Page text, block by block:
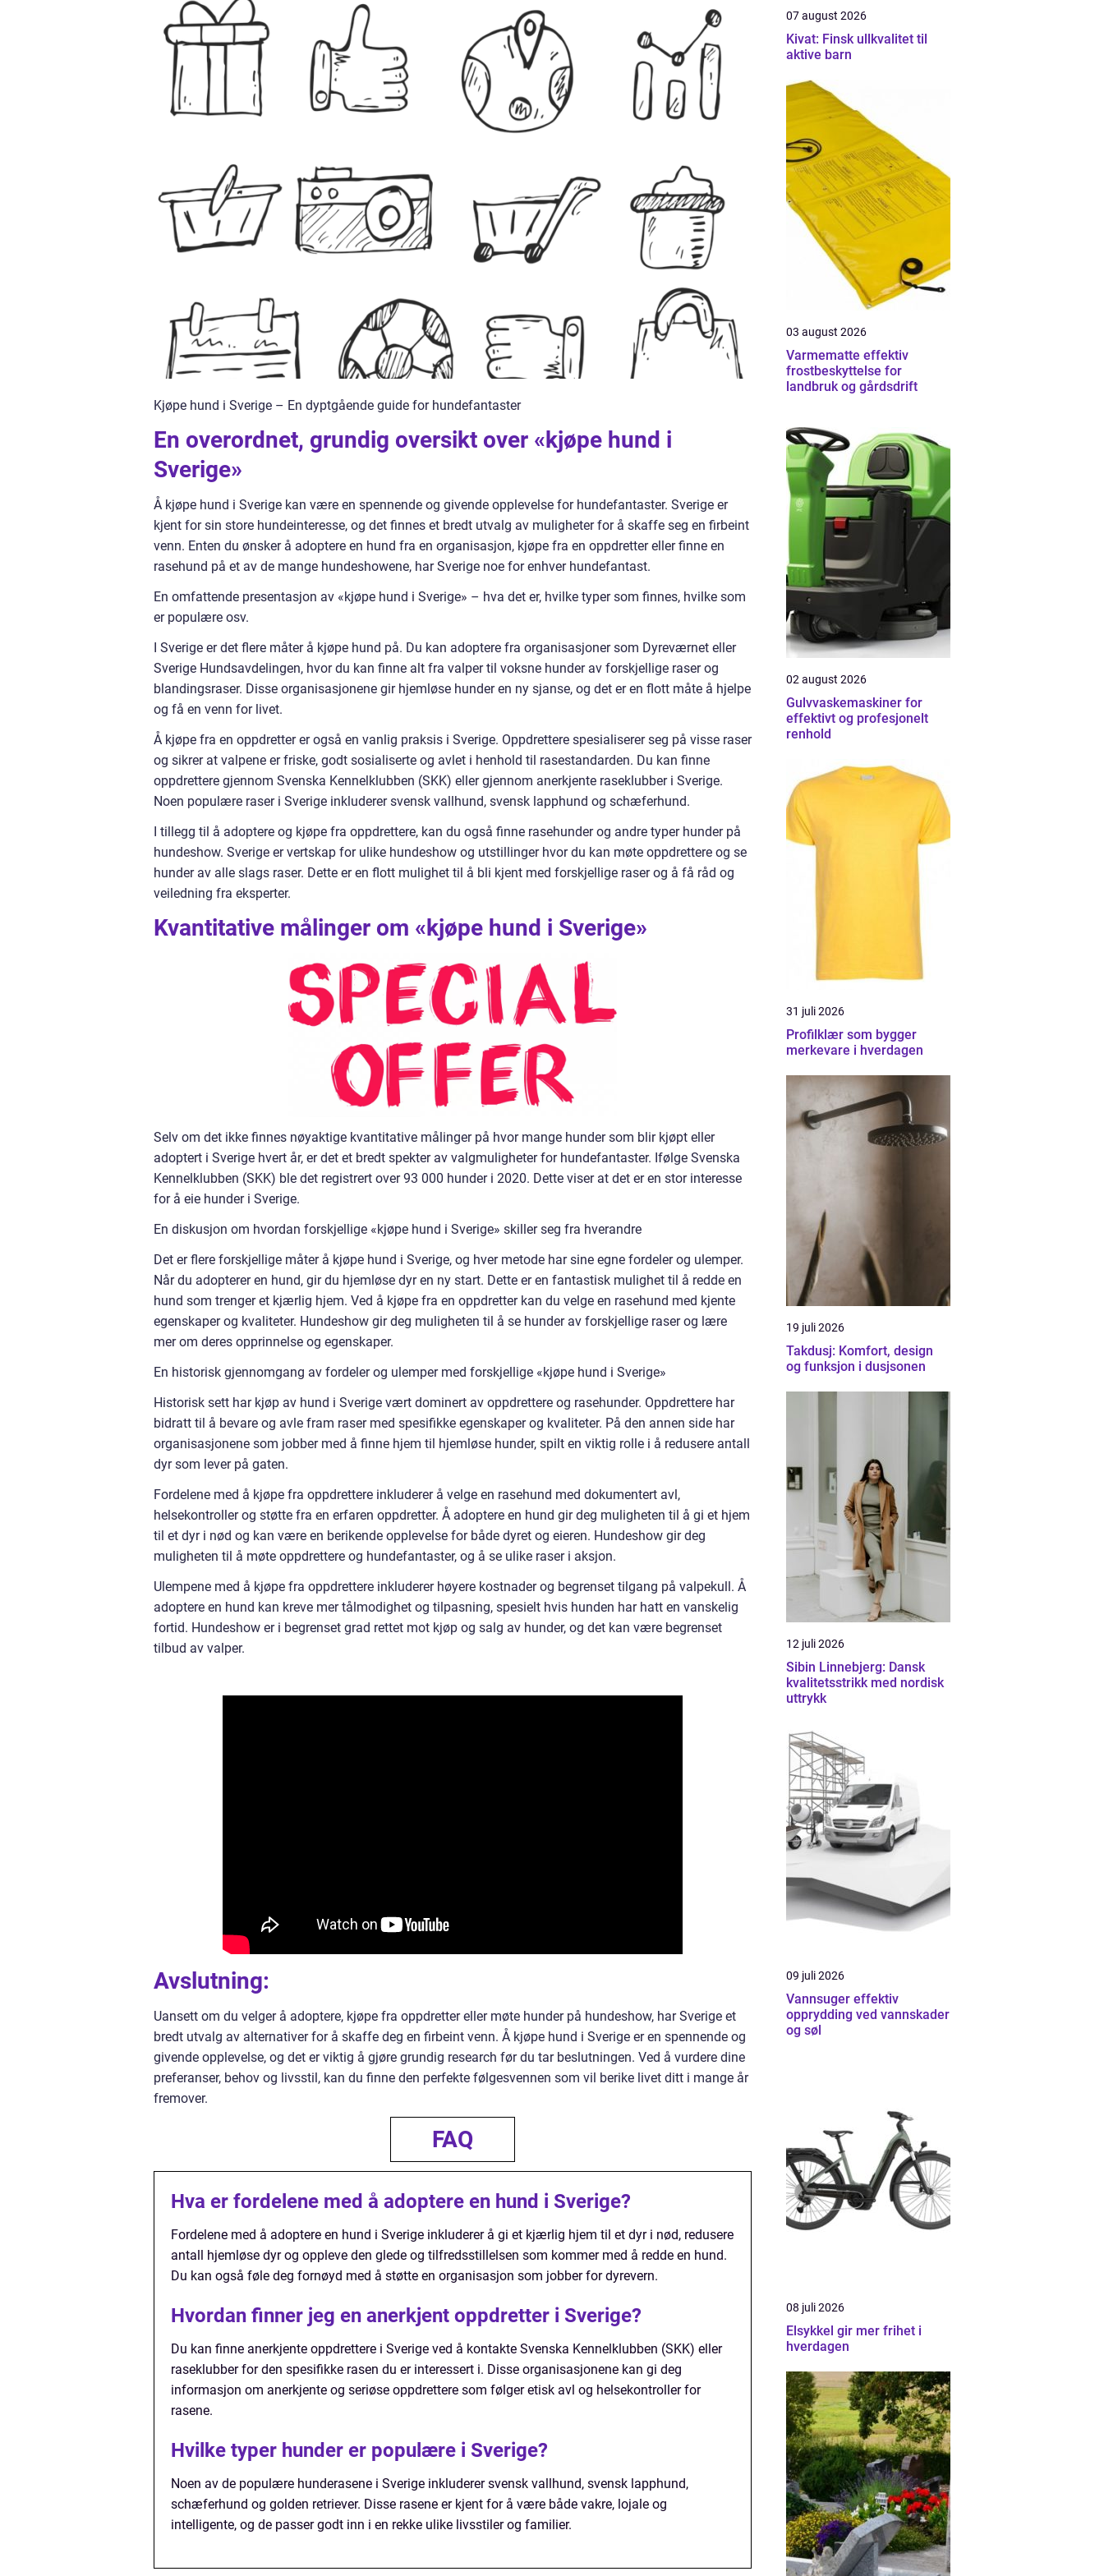
Kjøpe hund i Sverige – En dyptgående guide for hundefantaster
En overordnet, grundig oversikt over «kjøpe hund i
Sverige»
Å kjøpe hund i Sverige kan være en spennende og givende opplevelse for hundefantaster. Sverige er
kjent for sin store hundeinteresse, og det finnes et bredt utvalg av muligheter for å skaffe seg en firbeint
venn. Enten du ønsker å adoptere en hund fra en organisasjon, kjøpe fra en oppdretter eller finne en
rasehund på et av de mange hundeshowene, har Sverige noe for enhver hundefantast.
En omfattende presentasjon av «kjøpe hund i Sverige» – hva det er, hvilke typer som finnes, hvilke som
er populære osv.
I Sverige er det flere måter å kjøpe hund på. Du kan adoptere fra organisasjoner som Dyreværnet eller
Sverige Hundsavdelingen, hvor du kan finne alt fra valper til voksne hunder av forskjellige raser og
blandingsraser. Disse organisasjonene gir hjemløse hunder en ny sjanse, og det er en flott måte å hjelpe
og få en venn for livet.
Å kjøpe fra en oppdretter er også en vanlig praksis i Sverige. Oppdrettere spesialiserer seg på visse raser
og sikrer at valpene er friske, godt sosialiserte og avlet i henhold til rasestandarden. Du kan finne
oppdrettere gjennom Svenska Kennelklubben (SKK) eller gjennom anerkjente raseklubber i Sverige.
Noen populære raser i Sverige inkluderer svensk vallhund, svensk lapphund og schæferhund.
I tillegg til å adoptere og kjøpe fra oppdrettere, kan du også finne rasehunder og andre typer hunder på
hundeshow. Sverige er vertskap for ulike hundeshow og utstillinger hvor du kan møte oppdrettere og se
hunder av alle slags raser. Dette er en flott mulighet til å bli kjent med forskjellige raser og å få råd og
veiledning fra eksperter.
Kvantitative målinger om «kjøpe hund i Sverige»
Selv om det ikke finnes nøyaktige kvantitative målinger på hvor mange hunder som blir kjøpt eller
adoptert i Sverige hvert år, er det et bredt spekter av valgmuligheter for hundefantaster. Ifølge Svenska
Kennelklubben (SKK) ble det registrert over 93 000 hunder i 2020. Dette viser at det er en stor interesse
for å eie hunder i Sverige.
En diskusjon om hvordan forskjellige «kjøpe hund i Sverige» skiller seg fra hverandre
Det er flere forskjellige måter å kjøpe hund i Sverige, og hver metode har sine egne fordeler og ulemper.
Når du adopterer en hund, gir du hjemløse dyr en ny start. Dette er en fantastisk mulighet til å redde en
hund som trenger et kjærlig hjem. Ved å kjøpe fra en oppdretter kan du velge en rasehund med kjente
egenskaper og kvaliteter. Hundeshow gir deg muligheten til å se hunder av forskjellige raser og lære
mer om deres opprinnelse og egenskaper.
En historisk gjennomgang av fordeler og ulemper med forskjellige «kjøpe hund i Sverige»
Historisk sett har kjøp av hund i Sverige vært dominert av oppdrettere og rasehunder. Oppdrettere har
bidratt til å bevare og avle fram raser med spesifikke egenskaper og kvaliteter. På den annen side har
organisasjonene som jobber med å finne hjem til hjemløse hunder, spilt en viktig rolle i å redusere antall
dyr som lever på gaten.
Fordelene med å kjøpe fra oppdrettere inkluderer å velge en rasehund med dokumentert avl,
helsekontroller og støtte fra en erfaren oppdretter. Å adoptere en hund gir deg muligheten til å gi et hjem
til et dyr i nød og kan være en berikende opplevelse for både dyret og eieren. Hundeshow gir deg
muligheten til å møte oppdrettere og hundefantaster, og å se ulike raser i aksjon.
Ulempene med å kjøpe fra oppdrettere inkluderer høyere kostnader og begrenset tilgang på valpekull. Å
adoptere en hund kan kreve mer tålmodighet og tilpasning, spesielt hvis hunden har hatt en vanskelig
fortid. Hundeshow er i begrenset grad rettet mot kjøp og salg av hunder, og det kan være begrenset
tilbud av valper.
Avslutning:
Uansett om du velger å adoptere, kjøpe fra oppdretter eller møte hunder på hundeshow, har Sverige et
bredt utvalg av alternativer for å skaffe deg en firbeint venn. Å kjøpe hund i Sverige er en spennende og
givende opplevelse, og det er viktig å gjøre grundig research før du tar beslutningen. Ved å vurdere dine
preferanser, behov og livsstil, kan du finne den perfekte følgesvennen som vil berike livet ditt i mange år
fremover.
FAQ
Hva er fordelene med å adoptere en hund i Sverige?
Fordelene med å adoptere en hund i Sverige inkluderer å gi et kjærlig hjem til et dyr i nød, redusere
antall hjemløse dyr og oppleve den glede og tilfredsstillelsen som kommer med å redde en hund.
Du kan også føle deg fornøyd med å støtte en organisasjon som jobber for dyrevern.
Hvordan finner jeg en anerkjent oppdretter i Sverige?
Du kan finne anerkjente oppdrettere i Sverige ved å kontakte Svenska Kennelklubben (SKK) eller
raseklubber for den spesifikke rasen du er interessert i. Disse organisasjonene kan gi deg
informasjon om anerkjente og seriøse oppdrettere som følger etisk avl og helsekontroller for
rasene.
Hvilke typer hunder er populære i Sverige?
Noen av de populære hunderasene i Sverige inkluderer svensk vallhund, svensk lapphund,
schæferhund og golden retriever. Disse rasene er kjent for å være både vakre, lojale og
intelligente, og de passer godt inn i en rekke ulike livsstiler og familier.
07 august 2026
Kivat: Finsk ullkvalitet til
aktive barn
03 august 2026
Varmematte effektiv
frostbeskyttelse for
landbruk og gårdsdrift
02 august 2026
Gulvvaskemaskiner for
effektivt og profesjonelt
renhold
31 juli 2026
Profilklær som bygger
merkevare i hverdagen
19 juli 2026
Takdusj: Komfort, design
og funksjon i dusjsonen
12 juli 2026
Sibin Linnebjerg: Dansk
kvalitetsstrikk med nordisk
uttrykk
09 juli 2026
Vannsuger effektiv
opprydding ved vannskader
og søl
08 juli 2026
Elsykkel gir mer frihet i
hverdagen